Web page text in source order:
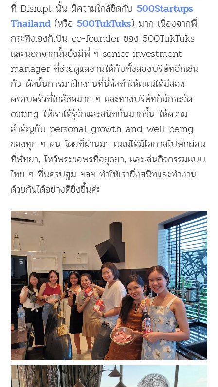
ที่ Disrupt นั้น มีความใกล้ชิดกับ500Startups
Thailand (หรือ500TukTuks) มาก เนื่องจากพี่
กระทิงเองก็เป็น co-founder ของ 500TukTuks
และนอกจากนั้นยังมีพี่ ๆ senior investment
manager ที่ช่วยดูแลงานให้กับทั้งสองบริษัทอีกเช่น
กัน ดังนั้นการมาฝึกงานที่นี่จึงทำให้เนเน่ได้มีสอง
ครอบครัวที่ใกล้ชิดมาก ๆ และทางบริษัทก็มักจะจัด
outing ให้เราได้รู้จักและสนิทกันมากขึ้น ให้ความ
สำคัญกับ personal growth and well-being
ของทุก ๆ คน โดยที่ผ่านมา เนเน่ได้มีโอกาสไปพักผ่อน
ที่พัทยา, ไหว้พระขอพรที่อยุธยา, และเล่นกิจกรรมแบบ
ไทย ๆ ที่นครปฐม ฯลฯ ทำให้เรายิ่งสนิทและทำงาน
ด้วยกันได้อย่างดียิ่งขึ้นค่ะ